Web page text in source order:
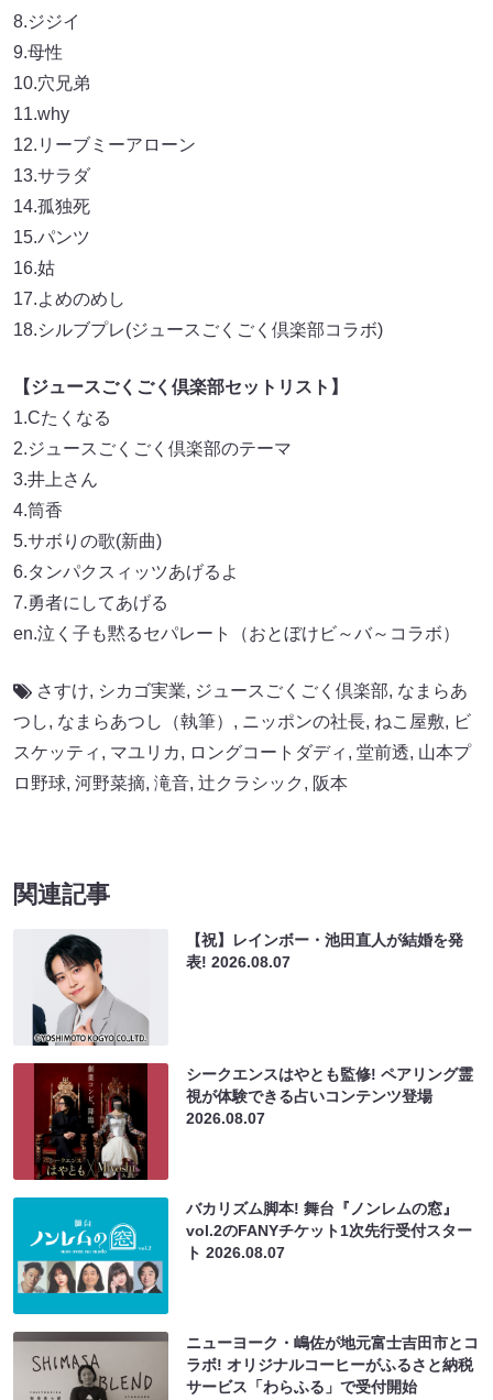
8.ジジイ
9.母性
10.穴兄弟
11.why
12.リーブミーアローン
13.サラダ
14.孤独死
15.パンツ
16.姑
17.よめのめし
18.シルブプレ(ジュースごくごく倶楽部コラボ)
【ジュースごくごく倶楽部セットリスト】
1.Cたくなる
2.ジュースごくごく倶楽部のテーマ
3.井上さん
4.筒香
5.サボりの歌(新曲)
6.タンパクスィッツあげるよ
7.勇者にしてあげる
en.泣く子も黙るセパレート（おとぼけビ～バ～コラボ）
さすけ, シカゴ実業, ジュースごくごく倶楽部, なまらあ
つし, なまらあつし（執筆） , ニッポンの社長, ねこ屋敷, ビ
スケッティ , マユリカ, ロングコートダディ , 堂前透, 山本プ
ロ野球, 河野菜摘, 滝音, 辻クラシック , 阪本
関連記事
【祝】レインボー・池田直人が結婚を発
表!2026.08.07
シークエンスはやとも監修! ペアリング霊
視が体験できる占いコンテンツ登場
2026.08.07
バカリズム脚本! 舞台『ノンレムの窓』
vol.2のFANYチケット1次先行受付スター
ト2026.08.07
ニューヨーク・嶋佐が地元富士吉田市とコ
ラボ! オリジナルコーヒーがふるさと納税
サービス「わらふる」で受付開始